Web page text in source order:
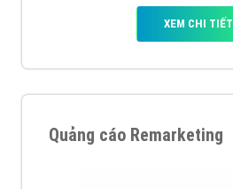
XEM CHI TIẾT
Quảng cáo Remarketing